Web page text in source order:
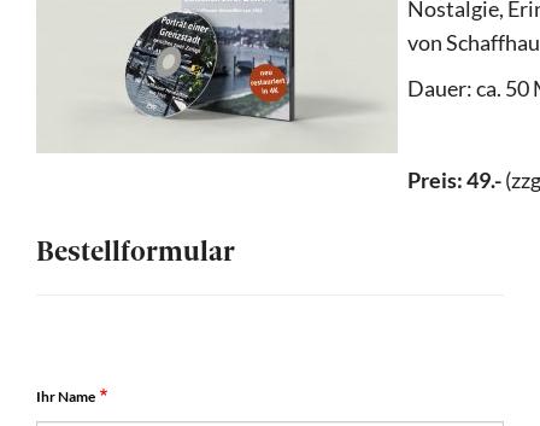
Nostalgie,
von
Dauer: ca.
Preis: 49.-
Bestellformular
Ihr Name